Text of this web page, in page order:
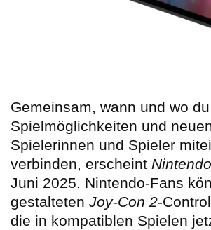
Gemeinsam, wann und wo
Spielmöglichkeiten und
Spielerinnen und Spieler
verbinden, erscheint
Juni 2025. Nintendo-Fans
gestalteten Joy-Con 2-
die in kompatiblen Spielen